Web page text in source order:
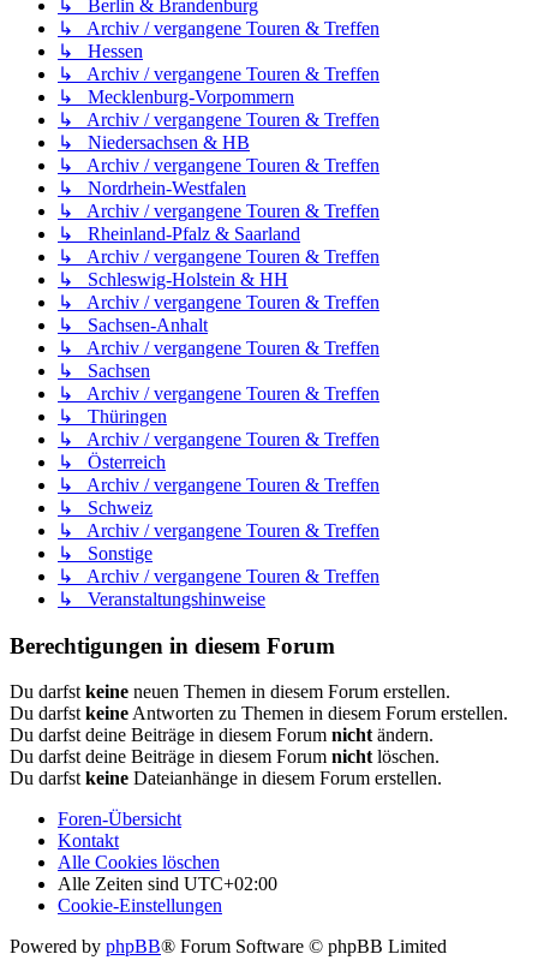
↳ Berlin & Brandenburg
↳ Archiv / vergangene Touren & Treffen
↳ Hessen
↳ Archiv / vergangene Touren & Treffen
↳ Mecklenburg-Vorpommern
↳ Archiv / vergangene Touren & Treffen
↳ Niedersachsen & HB
↳ Archiv / vergangene Touren & Treffen
↳ Nordrhein-Westfalen
↳ Archiv / vergangene Touren & Treffen
↳ Rheinland-Pfalz & Saarland
↳ Archiv / vergangene Touren & Treffen
↳ Schleswig-Holstein & HH
↳ Archiv / vergangene Touren & Treffen
↳ Sachsen-Anhalt
↳ Archiv / vergangene Touren & Treffen
↳ Sachsen
↳ Archiv / vergangene Touren & Treffen
↳ Thüringen
↳ Archiv / vergangene Touren & Treffen
↳ Österreich
↳ Archiv / vergangene Touren & Treffen
↳ Schweiz
↳ Archiv / vergangene Touren & Treffen
↳ Sonstige
↳ Archiv / vergangene Touren & Treffen
↳ Veranstaltungshinweise
Berechtigungen in diesem Forum
Du darfst keine neuen Themen in diesem Forum erstellen.
Du darfst keine Antworten zu Themen in diesem Forum erstellen.
Du darfst deine Beiträge in diesem Forum nicht ändern.
Du darfst deine Beiträge in diesem Forum nicht löschen.
Du darfst keine Dateianhänge in diesem Forum erstellen.
Foren-Übersicht
Kontakt
Alle Cookies löschen
Alle Zeiten sind UTC+02:00
Cookie-Einstellungen
Powered by phpBB® Forum Software © phpBB Limited